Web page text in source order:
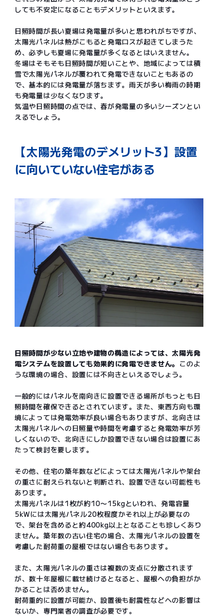
しても不安定になることもデメリットといえます。
日照時間が長い夏場は発電量が多いと思われがちですが、
太陽光パネルは熱がこもると発電ロスが起きてしまうた
め、必ずしも夏場に発電量が多くなるとはいえません。
冬場はそもそも日照時間が短いことや、地域によっては積
雪で太陽光パネルが覆われて発電できないこともあるの
で、基本的には発電量が落ちます。雨天が多い梅雨の時期
も発電量は少なくなります。
気温や日照時間の点では、春が発電量の多いシーズンとい
えるでしょう。
【太陽光発電のデメリット3】設置
に向いていない住宅がある
日照時間が少ない立地や建物の構造によっては、太陽光発
電システムを設置しても効果的に発電できません。 このよ
うな環境の場合、設置には不向きといえるでしょう。
一般的にはパネルを南向きに設置できる場所がもっとも日
照時間を確保できるとされています。また、東西方向も環
境によっては発電効率が良い場合もありますが、北向きは
太陽光パネルへの日照量や時間を考慮すると発電効率が芳
しくないので、北向きにしか設置できない場合は設置にあ
たって検討を要します。
その他、住宅の築年数などによっては太陽光パネルや架台
の重さに耐えられないと判断され、設置できない可能性も
あります。
太陽光パネルは1枚が約10〜15kgといわれ、発電容量
5kWには太陽光パネル20枚程度かそれ以上が必要なの
で、架台を含めると約400kg以上となることも珍しくあり
ません。築年数の古い住宅の場合、太陽光パネルの設置を
考慮した耐荷重の屋根ではない場合もあります。
また、太陽光パネルの重さは複数の支点に分散されます
が、数十年屋根に載せ続けるとなると、屋根への負担がか
かることは否めません。
耐荷重的に設置が可能か、設置後も耐震性などへの影響は
ないか、専門業者の調査が必要です。